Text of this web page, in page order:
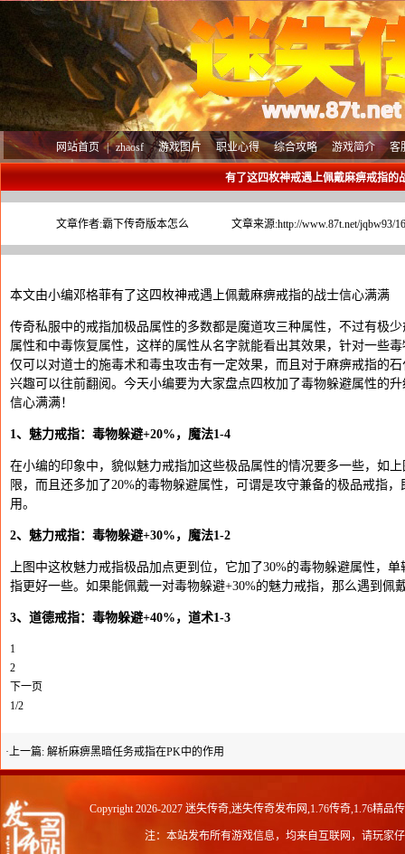
客
游戏简介
综合攻略
职业心得
游戏图片
zhaosf
网站首页 |
有了这四枚神戒遇上佩戴麻痹戒指的
文章作者:霸下传奇版本怎么 文章来源:http://www.87t.net/jqbw93/
本文由小编邓格菲有了这四枚神戒遇上佩戴麻痹戒指的战士信心满满
传奇私服中的戒指加极品属性的多数都是魔道攻三种属性，不过有极
属性和中毒恢复属性，这样的属性从名字就能看出其效果，针对一些
仅可以对道士的施毒术和毒虫攻击有一定效果，而且对于麻痹戒指的
兴趣可以往前翻阅。今天小编要为大家盘点四枚加了毒物躲避属性的
信心满满！
1、魅力戒指：毒物躲避+20%，魔法1-4
在小编的印象中，貌似魅力戒指加这些极品属性的情况要多一些，如
限，而且还多加了20%的毒物躲避属性，可谓是攻守兼备的极品戒指
用。
2、魅力戒指：毒物躲避+30%，魔法1-2
上图中这枚魅力戒指极品加点更到位，它加了30%的毒物躲避属性，
指更好一些。如果能佩戴一对毒物躲避+30%的魅力戒指，那么遇到佩
3、道德戒指：毒物躲避+40%，道术1-3
1
2
下一页
1/2
·上一篇: 解析麻痹黑暗任务戒指在PK中的作用
Copyright 2026-2027 迷失传奇,迷失传奇发布网,1.76传奇,1.76精品
注：本站发布所有游戏信息，均来自互联网，请玩家